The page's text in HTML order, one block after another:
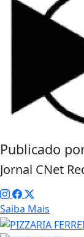
Publicado
Jornal CNet
Saiba Mais